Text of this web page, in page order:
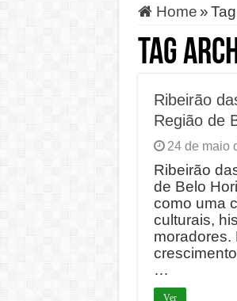
Home »
Tag
Ribeirão
Região de
24 de maio
Ribeirão
de Belo
como uma
culturais,
moradores.
…
Ver